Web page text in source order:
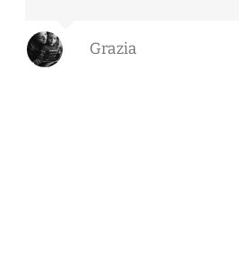
Grazia